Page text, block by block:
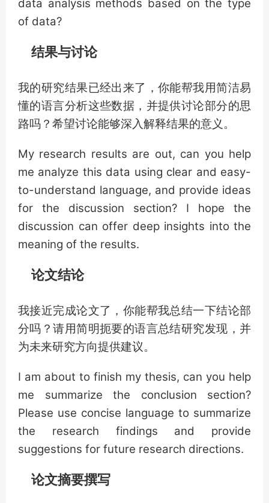
data analysis methods based on the type
of data?
结果与讨论
我的研究结果已经出来了，你能帮我用简洁易
懂的语言分析这些数据，并提供讨论部分的思
路吗？希望讨论能够深入解释结果的意义。
My research results are out, can you help
me analyze this data using clear and easy-
to-understand language, and provide ideas
for the discussion section? I hope the
discussion can offer deep insights into the
meaning of the results.
论文结论
我接近完成论文了，你能帮我总结一下结论部
分吗？请用简明扼要的语言总结研究发现，并
为未来研究方向提供建议。
I am about to finish my thesis, can you help
me summarize the conclusion section?
Please use concise language to summarize
the research findings and provide
suggestions for future research directions.
论文摘要撰写